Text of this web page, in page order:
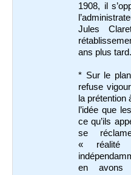
1908, il
Jules
ans plus tard.
* Sur le
refuse
la prétention
l’idée que
ce qu’ils
se
« réalité
en avons